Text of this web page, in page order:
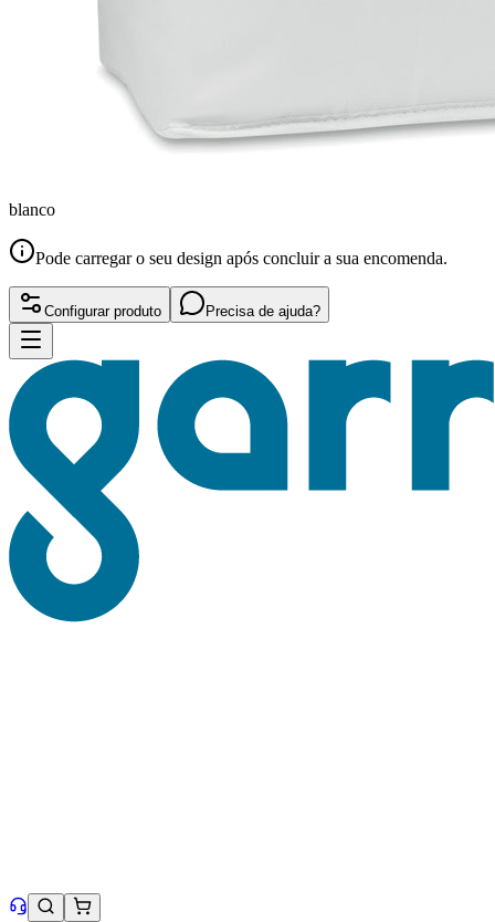
blanco
Pode carregar o seu design após concluir a sua encomenda.
Configurar produto Precisa de ajuda?